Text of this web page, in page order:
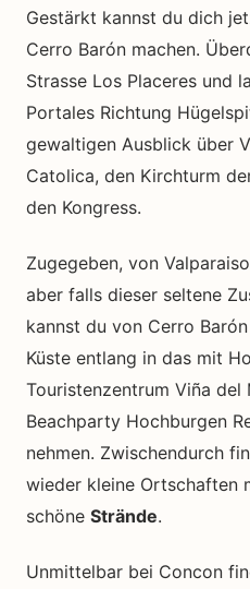
Gestärkt kannst du dich
Cerro Barón machen.
Strasse Los Placeres und
Portales Richtung
gewaltigen Ausblick über
Catolica, den Kirchturm
den Kongress.
Zugegeben, von
aber falls dieser seltene
kannst du von Cerro
Küste entlang in das mit
Touristenzentrum Viña del
Beachparty Hochburgen
nehmen. Zwischendurch
wieder kleine Ortschaften
schöne Strände.
Unmittelbar bei Concon